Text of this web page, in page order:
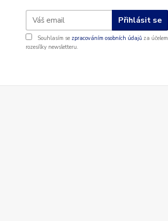
Přihlásit se
Souhlasím se zpracováním osobních údajů za účelem
rozesílky newsletteru.